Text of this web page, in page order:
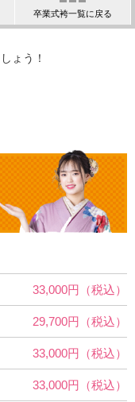
ょう！
33,000円（税込）
29,700円（税込）
33,000円（税込）
33,000円（税込）